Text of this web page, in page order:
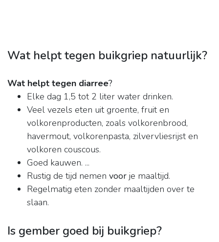
Wat helpt tegen buikgriep natuurlijk?
Wat helpt tegen diarree?
Elke dag 1,5 tot 2 liter water drinken.
Veel vezels eten uit groente, fruit en
volkorenproducten, zoals volkorenbrood,
havermout, volkorenpasta, zilvervliesrijst en
volkoren couscous.
Goed kauwen. ...
Rustig de tijd nemen voor je maaltijd.
Regelmatig eten zonder maaltijden over te
slaan.
Is gember goed bij buikgriep?